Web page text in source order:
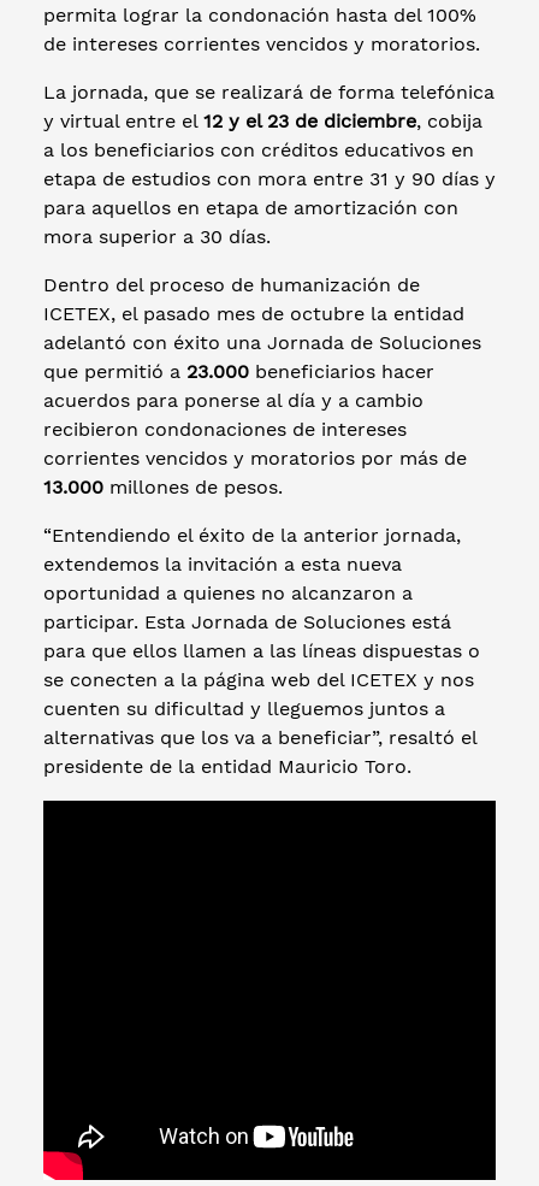
permita lograr la condonación hasta del 100%
de intereses corrientes vencidos y moratorios.
La jornada, que se realizará de forma telefónica
y virtual entre el 12 y el 23 de diciembre, cobija
a los beneficiarios con créditos educativos en
etapa de estudios con mora entre 31 y 90 días y
para aquellos en etapa de amortización con
mora superior a 30 días.
Dentro del proceso de humanización de
ICETEX, el pasado mes de octubre la entidad
adelantó con éxito una Jornada de Soluciones
que permitió a 23.000 beneficiarios hacer
acuerdos para ponerse al día y a cambio
recibieron condonaciones de intereses
corrientes vencidos y moratorios por más de
13.000 millones de pesos.
“Entendiendo el éxito de la anterior jornada,
extendemos la invitación a esta nueva
oportunidad a quienes no alcanzaron a
participar. Esta Jornada de Soluciones está
para que ellos llamen a las líneas dispuestas o
se conecten a la página web del ICETEX y nos
cuenten su dificultad y lleguemos juntos a
alternativas que los va a beneficiar”, resaltó el
presidente de la entidad Mauricio Toro.